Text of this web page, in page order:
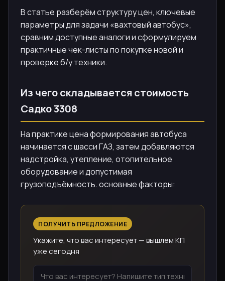
В статье разберём структуру цен, ключевые
параметры для задачи «вахтовый автобус»,
сравним доступные аналоги и сформулируем
практичные чек-листы по покупке новой и
проверке б/у техники.
Из чего складывается стоимость
Садко 3308
На практике цена формирования автобуса
начинается с шасси ГАЗ, затем добавляются
надстройка, утепление, отопительное
оборудование и допустимая
грузоподъёмность. основные факторы:
ПОЛУЧИТЬ ПРЕДЛОЖЕНИЕ
Укажите, что вас интересует — вышлем КП
уже сегодня